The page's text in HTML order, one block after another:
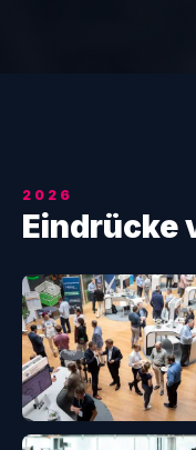
2026
Eindrücke